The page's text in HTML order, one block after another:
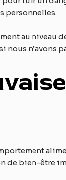
personnelles.
au niveau
nous n’avons
de bien-être